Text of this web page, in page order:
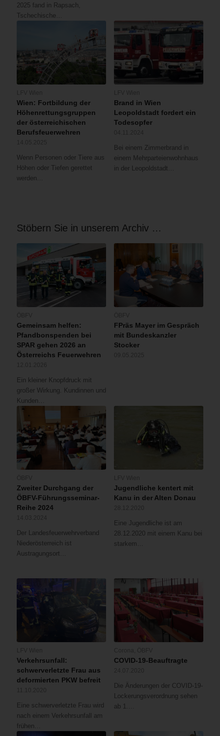
2025 fand in Rapsach,
Tschechische…
Wien: Fortbildung der
Höhenrettungsgruppen
der österreichischen
Berufsfeuerwehren
Wenn Personen oder Tiere aus
Höhen oder Tiefen gerettet
werden…
Brand in Wien
Leopoldstadt fordert ein
Todesopfer
Bei einem Zimmerbrand in
einem Mehrparteienwohnhaus
in der Leopoldstadt…
Stöbern Sie in unserem Archiv …
Gemeinsam helfen:
Pfandbonspenden bei
SPAR gehen 2026 an
Österreichs Feuerwehren
Ein kleiner Knopfdruck mit
großer Wirkung. Kundinnen und
Kunden…
FPräs Mayer im Gespräch
mit Bundeskanzler
Stocker
Zweiter Durchgang der
ÖBFV-Führungsseminar-
Reihe 2024
Der Landesfeuerwehrverband
Niederösterreich ist
Austragungsort…
Jugendliche kentert mit
Kanu in der Alten Donau
Eine Jugendliche ist am
28.12.2020 mit einem Kanu bei
starkem…
Verkehrsunfall:
schwerverletzte Frau aus
deformierten PKW befreit
Eine schwerverletzte Frau wird
nach einem Verkehrsunfall am
frühen…
COVID-19-Beauftragte
Die Änderungen der COVID-19-
Lockerungsverordnung sehen
ab 1.…